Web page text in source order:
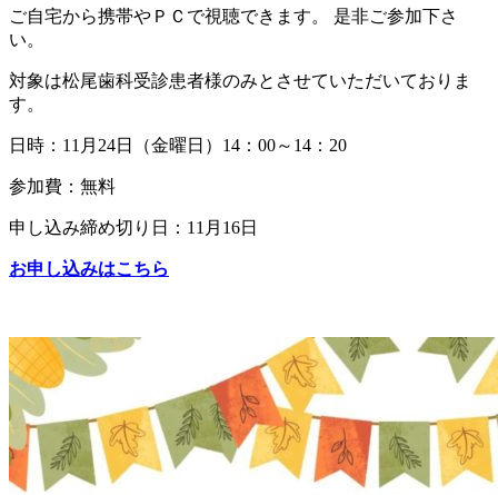
ご自宅から携帯やＰＣで視聴できます。 是非ご参加下さ
い。
対象は松尾歯科受診患者様のみとさせていただいておりま
す。
日時：11月24日（金曜日）14：00～14：20
参加費：無料
申し込み締め切り日：11月16日
お申し込みはこちら